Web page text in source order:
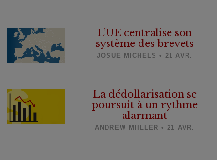
L’UE centralise son
système des brevets
JOSUE MICHELS • 21 AVR.
La dédollarisation se
poursuit à un rythme
alarmant
ANDREW MIILLER • 21 AVR.